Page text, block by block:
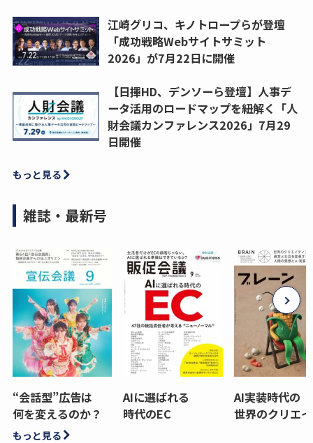
江崎グリコ、キノトロープらが登壇
「成功戦略Webサイトサミット
2026」が7月22日に開催
【日揮HD、デンソーら登壇】人事デ
ータ活用のロードマップを紐解く「人
財会議カンファレンス2026」7月29
日開催
もっと見る
雑誌・最新号
“会話型”広告は
何を変えるのか？
AIに選ばれる
時代のEC
AI実装時代の
世界のクリエ
もっと見る